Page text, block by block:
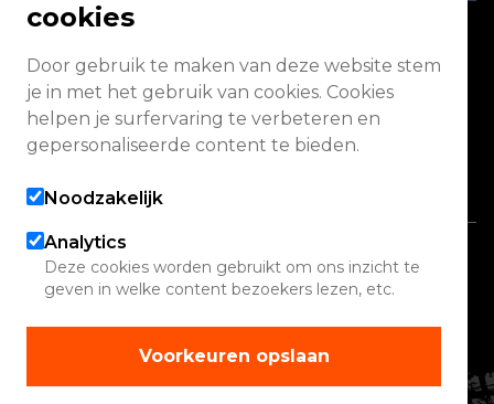
Energieweg 2 3771 NA Barneveld
Vandaag geopend van 08:00 - 17:00
Copyright 2026 Quadwinkel
Cookie instellingen
Contact
cookies
Door gebruik te maken van deze website stem
je in met het gebruik van cookies. Cookies
helpen je surfervaring te verbeteren en
gepersonaliseerde content te bieden.
Noodzakelijk
Analytics
Deze cookies worden gebruikt om ons inzicht te
geven in welke content bezoekers lezen, etc.
Voorkeuren opslaan